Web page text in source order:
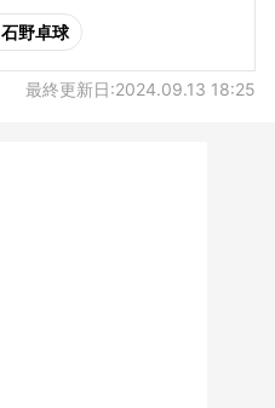
石野卓球
最終更新日:2024.09.13 18:25